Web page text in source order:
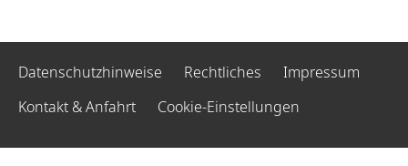
Datenschutzhinweise Rechtliches
Impressum
Kontakt & Anfahrt
Cookie-Einstellungen